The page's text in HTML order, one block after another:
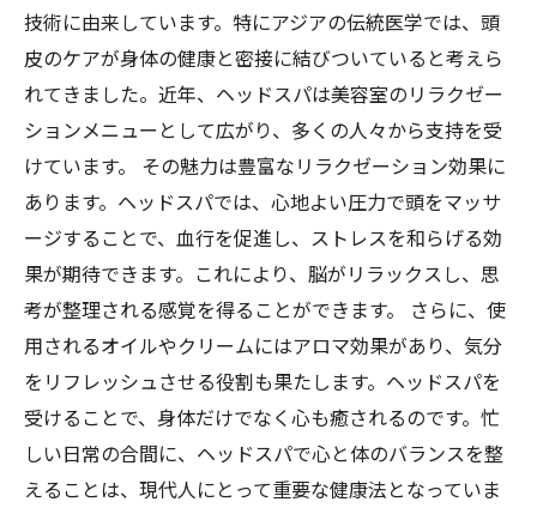
技術に由来しています。特にアジアの伝統医学では、頭
皮のケアが身体の健康と密接に結びついていると考えら
れてきました。近年、ヘッドスパは美容室のリラクゼー
ションメニューとして広がり、多くの人々から支持を受
けています。 その魅力は豊富なリラクゼーション効果に
あります。ヘッドスパでは、心地よい圧力で頭をマッサ
ージすることで、血行を促進し、ストレスを和らげる効
果が期待できます。これにより、脳がリラックスし、思
考が整理される感覚を得ることができます。 さらに、使
用されるオイルやクリームにはアロマ効果があり、気分
をリフレッシュさせる役割も果たします。ヘッドスパを
受けることで、身体だけでなく心も癒されるのです。忙
しい日常の合間に、ヘッドスパで心と体のバランスを整
えることは、現代人にとって重要な健康法となっていま